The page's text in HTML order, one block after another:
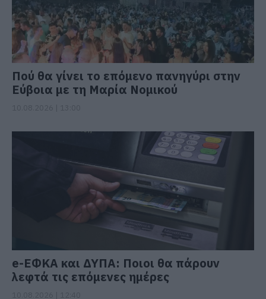
Πού θα γίνει το επόμενο πανηγύρι στην
Εύβοια με τη Μαρία Νομικού
e-ΕΦΚΑ και ΔΥΠΑ: Ποιοι θα πάρουν
λεφτά τις επόμενες ημέρες